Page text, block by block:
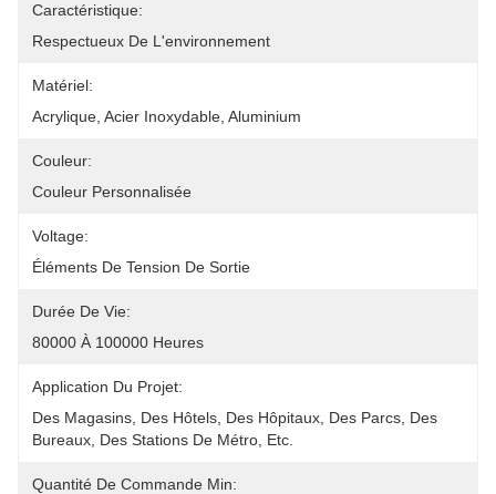
Caractéristique:
Respectueux De L'environnement
Matériel:
Acrylique, Acier Inoxydable, Aluminium
Couleur:
Couleur Personnalisée
Voltage:
Éléments De Tension De Sortie
Durée De Vie:
80000 À 100000 Heures
Application Du Projet:
Des Magasins, Des Hôtels, Des Hôpitaux, Des Parcs, Des
Bureaux, Des Stations De Métro, Etc.
Quantité De Commande Min: